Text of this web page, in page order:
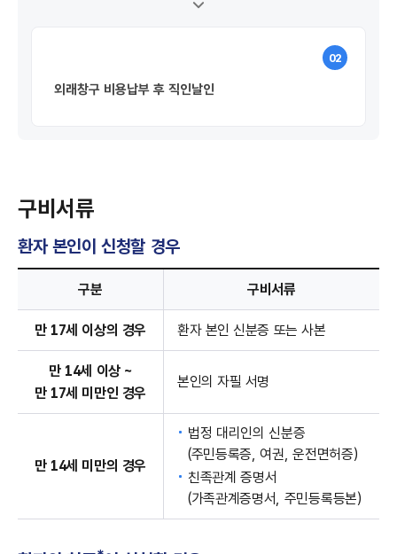
02
외래창구 비용납부 후 직인날인
구비서류
환자 본인이 신청할 경우
환자 본인이 신청할 경우의 구비서류 - 구분, 구비서류 정보 제공
구분 구비서류
만 17세 이상의 경우 환자 본인 신분증 또는 사본
만 14세 이상 ~
만 17세 미만인 경우
본인의 자필 서명
만 14세 미만의 경우
법정 대리인의 신분증
(주민등록증, 여권, 운전면허증)
친족관계 증명서
(가족관계증명서, 주민등록등본)